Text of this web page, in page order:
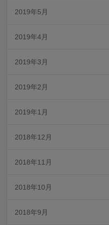
2019年5月
2019年4月
2019年3月
2019年2月
2019年1月
2018年12月
2018年11月
2018年10月
2018年9月